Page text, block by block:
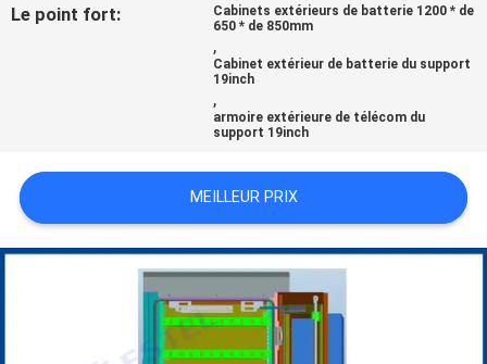
CITATION
PLAN
Le point fort:
Cabinets extérieurs de batterie 1200 * de
650 * de 850mm
,
Cabinet extérieur de batterie du support
19inch
,
armoire extérieure de télécom du
support 19inch
MEILLEUR PRIX